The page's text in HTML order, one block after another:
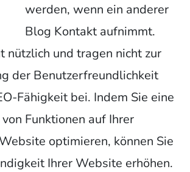
werden, wenn ein anderer
Blog Kontakt aufnimmt.
nützlich und tragen nicht zur
der Benutzerfreundlichkeit
Fähigkeit bei. Indem Sie eine
Funktionen auf Ihrer
optimieren, können Sie
Ihrer Website erhöhen.